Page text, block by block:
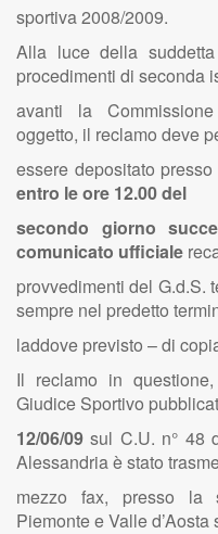
sportiva 2008/2009.
Alla luce della
procedimenti di seconda
avanti la
oggetto, il reclamo deve
essere depositato
entro le ore 12.00 del
secondo giorno
comunicato ufficiale
provvedimenti del G.d.S.
sempre nel predetto
laddove previsto – di
Il reclamo in
Giudice Sportivo
12/06/09sul C.U. n° 48
Alessandria è stato
mezzo fax, presso la
Piemonte e Valle d’Aosta